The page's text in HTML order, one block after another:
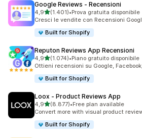
Google Reviews ‑ Recensioni
4,9stelle su 5
(1.401)
1401 recensioni totali
•Prova gratuita disponibile
Cresci le vendite con Recensioni
Built for Shopify
Reputon Reviews App Recensioni
4,9stelle su 5
(1.074)
1074 recensioni totali
•Piano gratuito disponibile
Ottieni recensioni su Google,
Built for Shopify
Loox ‑ Product Reviews App
4,9stelle su 5
(8.877)
8877 recensioni totali
•Free plan available
Convert more with visual product
Built for Shopify